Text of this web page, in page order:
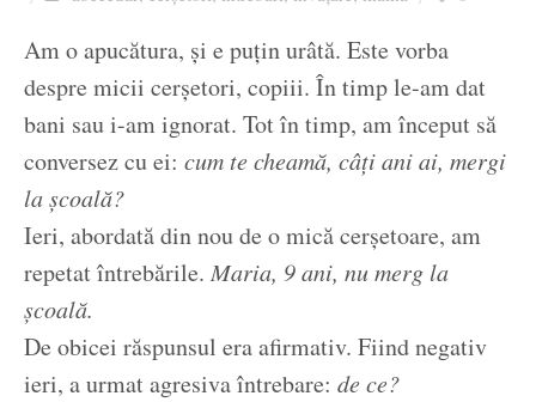
Am o apucătura, și e puțin urâtă. Este vorba
despre micii cerșetori, copiii. În timp le-am dat
bani sau i-am ignorat. Tot în timp, am început să
conversez cu ei: cum te cheamă, câți ani ai, mergi
la școală?
Ieri, abordată din nou de o mică cerșetoare, am
repetat întrebările. Maria, 9 ani, nu merg la
școală.
De obicei răspunsul era afirmativ. Fiind negativ
ieri, a urmat agresiva întrebare: de ce?